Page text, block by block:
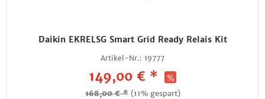
Daikin EKRELSG Smart Grid Ready Relais Kit
Artikel-Nr.: 19777
149,00 € *
168,00 € * (11% gespart)